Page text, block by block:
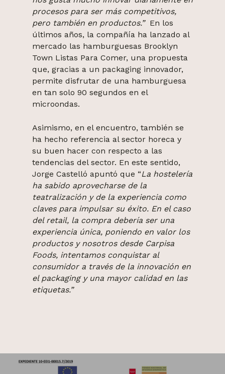
procesos para ser más competitivos,
pero también en productos.” En los
últimos años, la compañía ha lanzado al
mercado las hamburguesas Brooklyn
Town Listas Para Comer, una propuesta
que, gracias a un packaging innovador,
permite disfrutar de una hamburguesa
en tan solo 90 segundos en el
microondas.
Asimismo, en el encuentro, también se
ha hecho referencia al sector horeca y
su buen hacer con respecto a las
tendencias del sector. En este sentido,
Jorge Castelló apuntó que “La hostelería
ha sabido aprovecharse de la
teatralización y de la experiencia como
claves para impulsar su éxito. En el caso
del retail, la compra debería ser una
experiencia única, poniendo en valor los
productos y nosotros desde Carpisa
Foods, intentamos conquistar al
consumidor a través de la innovación en
el packaging y una mayor calidad en las
etiquetas.”